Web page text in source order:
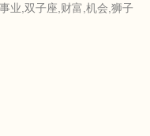
业,双子座,财富,机会,狮子